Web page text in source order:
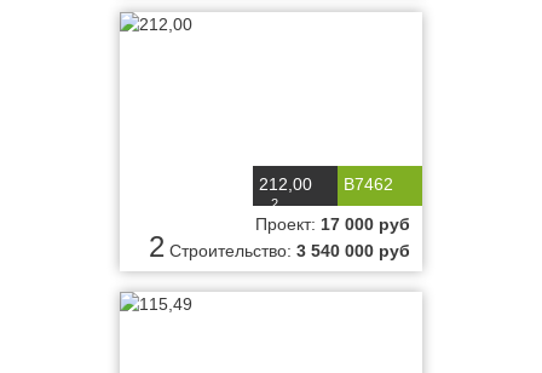
B7462
212,00
м2
2
Проект: 17 000 руб
Строительство: 3 540 000 руб